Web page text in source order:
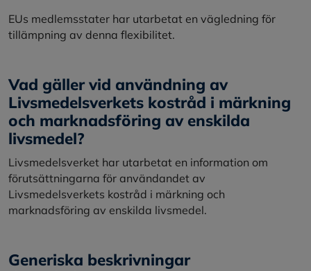
EUs medlemsstater har utarbetat en vägledning för
tillämpning av denna flexibilitet.
Vad gäller vid användning av
Livsmedelsverkets kostråd i märkning
och marknadsföring av enskilda
livsmedel?
Livsmedelsverket har utarbetat en information om
förutsättningarna för användandet av
Livsmedelsverkets kostråd i märkning och
marknadsföring av enskilda livsmedel.
Generiska beskrivningar